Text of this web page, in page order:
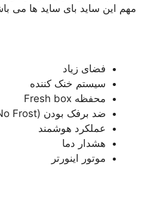
مهم این ساید بای ساید ها می
فضای زیاد
سیستم خنک کننده
محفظه Fresh box
ضد برفک بودن (No Frost)
عملکرد هوشمند
هشدار دما
موتور اینورتر